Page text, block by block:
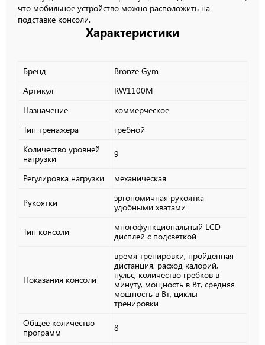
что мобильное устройство можно расположить на
подставке консоли.
Характеристики
Бренд
Bronze Gym
Артикул
RW1100M
Назначение
коммерческое
Тип тренажера
гребной
Количество уровней
нагрузки
9
Регулировка нагрузки механическая
Рукоятки
эргономичная рукоятка
удобными хватами
Тип консоли
многофункциональный LСD
дисплей с подсветкой
Показания консоли
время тренировки, пройденная
дистанция, расход калорий,
пульс, количество гребков в
минуту, мощность в Вт, средняя
мощность в Вт, циклы
тренировки
Общее количество
программ
8